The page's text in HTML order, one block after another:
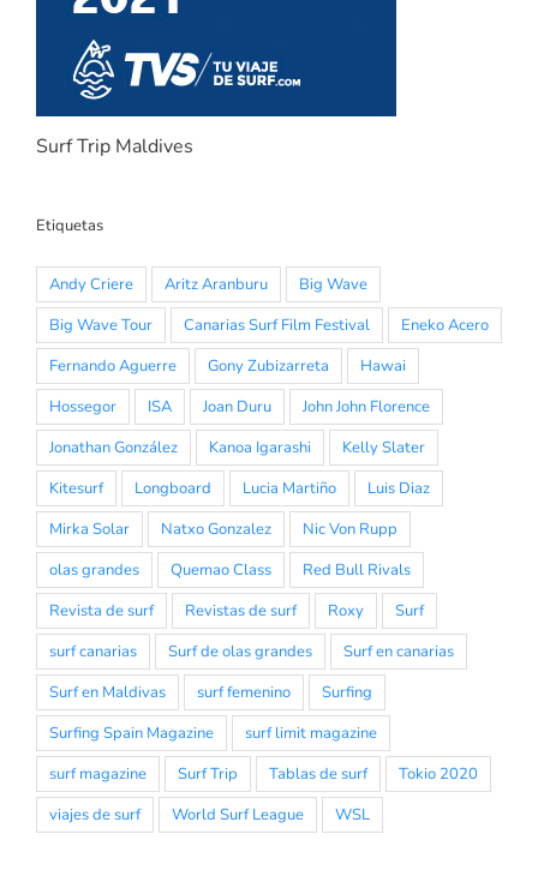
Surf Trip Maldives
Etiquetas
Andy Criere Aritz Aranburu
Big Wave
Big Wave Tour
Canarias Surf Film Festival
Eneko Acero
Fernando Aguerre
Gony Zubizarreta
Hawai
Hossegor
ISA Joan Duru
John John Florence
Jonathan González
Kanoa Igarashi
Kelly Slater
Kitesurf
Longboard Lucia Martiño
Luis Diaz
Mirka Solar
Natxo Gonzalez
Nic Von Rupp
olas grandes
Quemao Class
Red Bull Rivals
Revista de surf
Revistas de surf Roxy
Surf
surf canarias
Surf de olas grandes
Surf en canarias
Surf en Maldivas
surf femenino
Surfing
Surfing Spain Magazine
surf limit magazine
surf magazine
Surf Trip Tablas de surf
Tokio 2020
viajes de surf
World Surf League WSL